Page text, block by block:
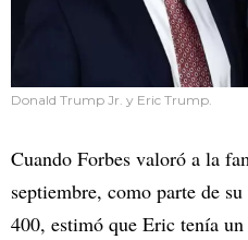
Donald Trump Jr. y Eric Trump.
Cuando Forbes valoró a la
septiembre, como parte de
400, estimó que Eric tenía